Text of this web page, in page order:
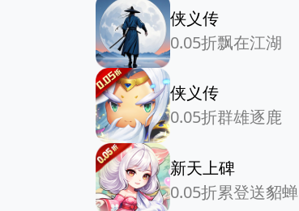
侠义传
0.05折飘在江湖
侠义传
0.05折群雄逐鹿
新天上碑
0.05折累登送貂蝉